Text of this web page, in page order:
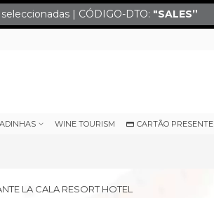
| CÓDIGO-DTO: "SALES”
WINE TOURISM CARTÃO PRESENTE
LA CALA RESORT HOTEL